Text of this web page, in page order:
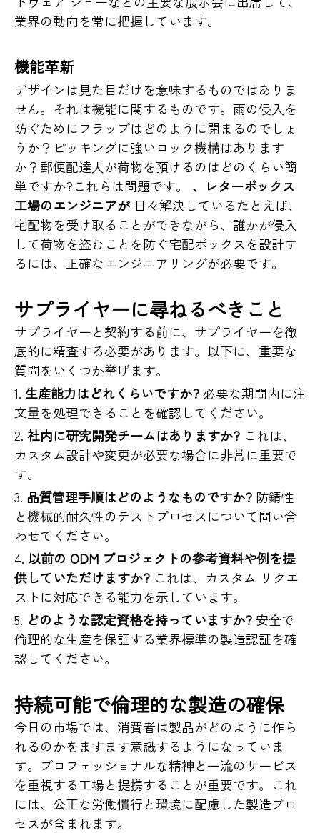
業界の動向を常に把握しています。
機能革新
デザインは見た目だけを意味するものではありま
せん。それは機能に関するものです。雨の侵入を
防ぐためにフラップはどのように閉まるのでしょ
うか？ピッキングに強いロック機構はあります
か？郵便配達人が荷物を預けるのはどのくらい簡
単ですか?これらは問題です。 、レターボックス
工場のエンジニアが 日々解決しているたとえば、
宅配物を受け取ることができながら、誰かが侵入
して荷物を盗むことを防ぐ宅配ボックスを設計す
るには、正確なエンジニアリングが必要です。
サプライヤーに尋ねるべきこと
サプライヤーと契約する前に、サプライヤーを徹
底的に精査する必要があります。以下に、重要な
質問をいくつか挙げます。
1. 生産能力はどれくらいですか?必要な期間内に注
文量を処理できることを確認してください。
2. 社内に研究開発チームはありますか? これは、
カスタム設計や変更が必要な場合に非常に重要で
す。
3. 品質管理手順はどのようなものですか? 防錆性
と機械的耐久性のテストプロセスについて問い合
わせてください。
4. 以前の ODM プロジェクトの参考資料や例を提
供していただけますか? これは、カスタム リクエ
ストに対応できる能力を示しています。
5. どのような認定資格を持っていますか? 安全で
倫理的な生産を保証する業界標準の製造認証を確
認してください。
持続可能で倫理的な製造の確保
今日の市場では、消費者は製品がどのように作ら
れるのかをますます意識するようになっていま
す。プロフェッショナルな精神と一流のサービス
を重視する工場と提携することが重要です。これ
には、公正な労働慣行と環境に配慮した製造プロ
セスが含まれます。